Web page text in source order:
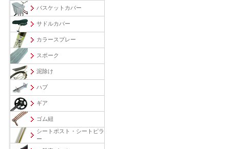
バスケットカバー
サドルカバー
カラースプレー
スポーク
泥除け
ハブ
ギア
ゴム紐
シートポスト・シートピラ
ー